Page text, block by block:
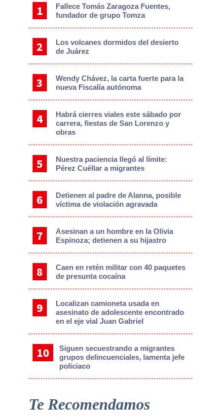
Fallece Tomás Zaragoza Fuentes,
fundador de grupo Tomza
Los volcanes dormidos del desierto
de Juárez
Wendy Chávez, la carta fuerte para la
nueva Fiscalía autónoma
Habrá cierres viales este sábado por
carrera, fiestas de San Lorenzo y
obras
Nuestra paciencia llegó al límite:
Pérez Cuéllar a migrantes
Detienen al padre de Alanna, posible
víctima de violación agravada
Asesinan a un hombre en la Olivia
Espinoza; detienen a su hijastro
Caen en retén militar con 40 paquetes
de presunta cocaína
Localizan camioneta usada en
asesinato de adolescente encontrado
en el eje vial Juan Gabriel
Siguen secuestrando a migrantes
grupos delincuenciales, lamenta jefe
policiaco
Te Recomendamos